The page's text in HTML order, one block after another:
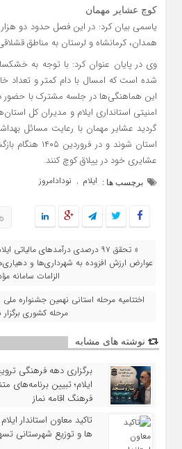
کوچ عشایر مهمان
یاسمی بیان کرد: در این فصل حدود دو
همدان، کرمانشاه و لرستان به مناطق
وی در پایان عنوان کرد: با توجه به
شده است که امسال با دام کمتر و تعداد
این هماهنگی‌ها در جلسه مشترک با حضور
امنیتی استانداری ایلام و مدیران کل
گردید عشایر مهمان با رعایت مسائل
استان شوند و در
عشایری خود در ییلاق کوچ کنند.
برچسب ها : ایلام , نودادامروز
عوارض ارزش افزوده به شهرداری‌ها و دهیاری‌ها
الزامات سامانه
مرحله کشوری
نوشته های مشابه
برگزاری دهه فرهنگی
ایلام؛ تبیین برنامه‌های
فرهنگ اقامه نماز
تاکید معاون استاندار
ها و توزیع شهرستانی